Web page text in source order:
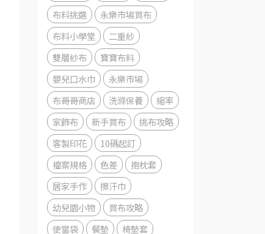
布料挑選
永樂市場買布
布料小學堂
二重紗
雙層紗布
寶寶布料
嬰兒口水巾
永樂市場
布哥哥商店
洗滌保養
縮率
家飾布
新手買布
挑布攻略
客製印花
10碼起訂
檔案規格
色差
抱枕套
居家手作
擦汗巾
幼兒園小物
買布攻略
便當袋
餐墊
椅墊套